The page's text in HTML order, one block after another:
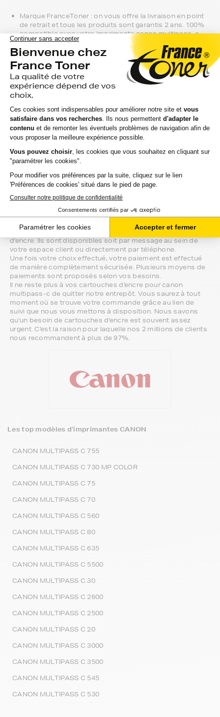
Marque FranceToner : on vous offre la livraison en point
de retrait et tous les produits sont garantis 2 ans. 100%
compatible avec votre imprimante canon multipass-c,
c'est le meilleur compromis entre qualité et prix et nous
proposons toutes les références compatibles, noir et
couleur, en pack ou à l’unité, selon le modèle et la gamme
de votre imprimante.
Gamme 1er Prix : compatibles avec votre imprimante
canon multipass-c, ces produits sans marque sont ceux
de notre gamme discount.
Marque constructeur : si vous avez l'habitude d'aller
chercher vos cartouches d'encre canon multipass-c en
magasin, gagnez du temps en vous faisant livrer
directement chez vous.
Si vous avez la moindre question sur la
compatibilité de votre produit avec votre
imprimante canon multipass-c, nous
sommes à votre écoute.
Notre équipe de conseillers saura vous accompagner sur le
meilleur choix ou sur l'installation de vos cartouches
d'encre. Ils sont disponibles soit par message au sein de
votre espace client ou directement par téléphone.
Une fois votre choix effectué, votre paiement est effectué
de manière complètement sécurisée. Plusieurs moyens de
paiements sont proposés selon vos besoins.
Il ne reste plus à vos cartouches d'encre pour canon
multipass-c de quitter notre entrepôt. Vous saurez à tout
moment où se trouve votre commande grâce au lien de
suivi que nous vous mettons à disposition. Nous savons
qu'un besoin de cartouches d'encre est souvent assez
urgent. C'est la raison pour laquelle nos 2 millions de clients
nous recommandent à plus de 97%.
Les top modèles d’imprimantes CANON
CANON MULTIPASS C 755
CANON MULTIPASS C 730 MP COLOR
CANON MULTIPASS C 75
CANON MULTIPASS C 70
CANON MULTIPASS C 560
CANON MULTIPASS C 80
CANON MULTIPASS C 635
CANON MULTIPASS C 5500
CANON MULTIPASS C 30
CANON MULTIPASS C 2600
CANON MULTIPASS C 2500
CANON MULTIPASS C 20
CANON MULTIPASS C 3000
CANON MULTIPASS C 3500
CANON MULTIPASS C 545
CANON MULTIPASS C 530